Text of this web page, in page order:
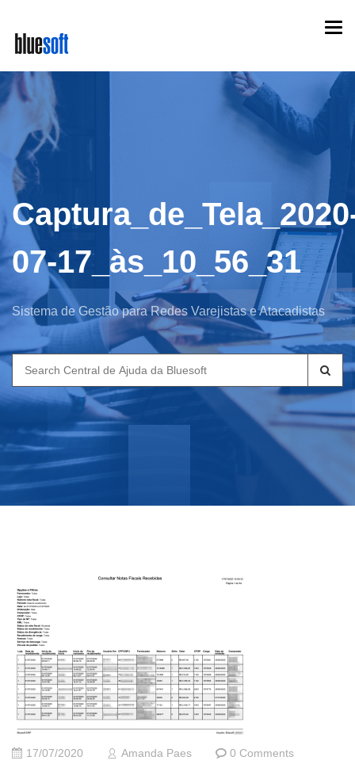
main
content
07-17_às_10_56_31
Sistema de Gestão para Redes Varejistas e Atacadistas
Search
for:
17/07/2020 Amanda Paes 0 Comments